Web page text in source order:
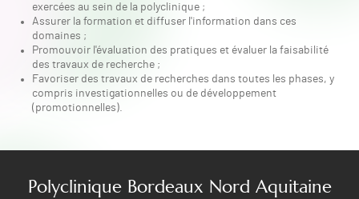
exercées au sein de la polyclinique ;
Assurer la formation et diffuser l'information dans ces
domaines ;
Promouvoir l'évaluation des pratiques et évaluer la faisabilité
des travaux de recherche ;
Favoriser des travaux de recherches dans toutes les phases, y
compris investigationnelles ou de développement
(promotionnelles).
Polyclinique Bordeaux Nord Aquitaine